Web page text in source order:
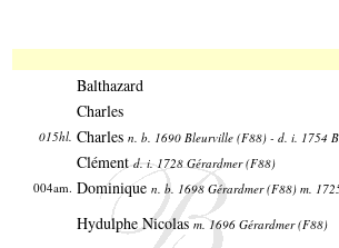
Balthazard
Charles
015hl. Charles n. b. 1690 Bleurville (F88) - d. i. 1754
Clément d. i. 1728 Gérardmer (F88)
004am. Dominique n. b. 1698 Gérardmer (F88) m.
Hydulphe Nicolas m. 1696 Gérardmer (F88)